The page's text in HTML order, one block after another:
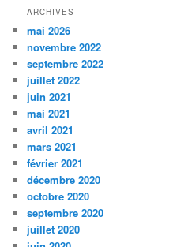
ARCHIVES
mai 2026
novembre 2022
septembre 2022
juillet 2022
juin 2021
mai 2021
avril 2021
mars 2021
février 2021
décembre 2020
octobre 2020
septembre 2020
juillet 2020